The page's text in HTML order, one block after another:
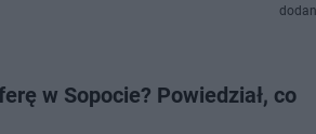
w Sopocie? Powiedział, co